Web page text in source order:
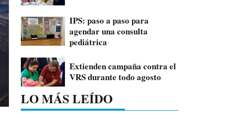
IPS: paso a paso para
agendar una consulta
pediátrica
Extienden campaña contra el
VRS durante todo agosto
LO MÁS LEÍDO